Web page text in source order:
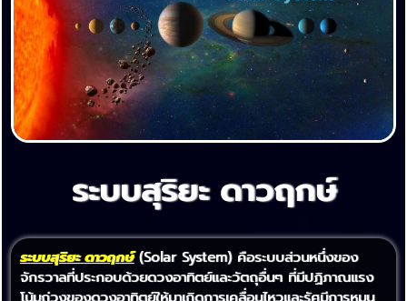
ระบบสุริยะ ดาวฤกษ์
ระบบสุริยะ ดาวฤกษ์(Solar System) คือระบบส่วนหนึ่งของ
จักรวาลที่ประกอบด้วยดวงอาทิตย์และวัตถุอื่นๆ ที่มีปฏิภาณแรง